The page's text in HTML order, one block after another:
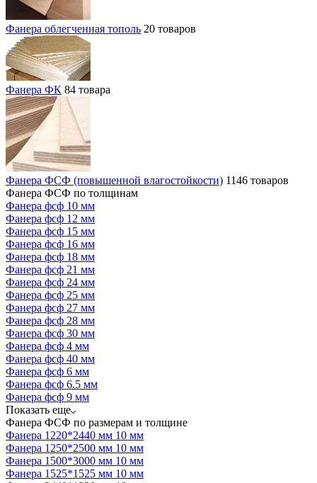
Фанера облегченная тополь 20 товаров
Фанера ФК 84 товара
Фанера ФСФ (повышенной влагостойкости) 1146 товаров
Фанера ФСФ по толщинам
Фанера фсф 10 мм
Фанера фсф 12 мм
Фанера фсф 15 мм
Фанера фсф 16 мм
Фанера фсф 18 мм
Фанера фсф 21 мм
Фанера фсф 24 мм
Фанера фсф 25 мм
Фанера фсф 27 мм
Фанера фсф 28 мм
Фанера фсф 30 мм
Фанера фсф 4 мм
Фанера фсф 40 мм
Фанера фсф 6 мм
Фанера фсф 6.5 мм
Фанера фсф 9 мм
Показать еще
Фанера ФСФ по размерам и толщине
Фанера 1220*2440 мм 10 мм
Фанера 1250*2500 мм 10 мм
Фанера 1500*3000 мм 10 мм
Фанера 1525*1525 мм 10 мм